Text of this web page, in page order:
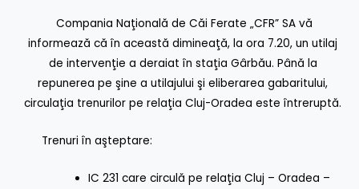
Compania Naţională de Căi Ferate „CFR” SA vă
informează că în această dimineaţă, la ora 7.20, un utilaj
de intervenţie a deraiat în staţia Gârbău. Până la
repunerea pe şine a utilajului şi eliberarea gabaritului,
circulaţia trenurilor pe relaţia Cluj-Oradea este întreruptă.
Trenuri în aşteptare:
IC 231 care circulă pe relaţia Cluj – Oradea –